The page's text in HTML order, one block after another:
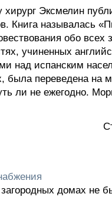
Эксмелин
Книга называлась
обо всех
учиненных
над испанским
переведена на
ли не ежегодно.
домах не